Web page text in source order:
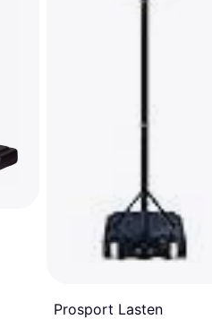
Prosport Lasten